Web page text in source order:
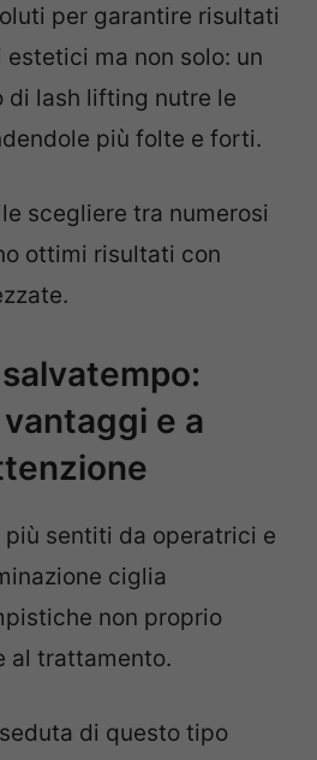
per garantire risultati
ma non solo: un
di lash lifting nutre le
più folte e forti.
scegliere tra numerosi
ottimi risultati con
e a
sentiti da operatrici e
ciglia
non proprio
al trattamento.
di questo tipo